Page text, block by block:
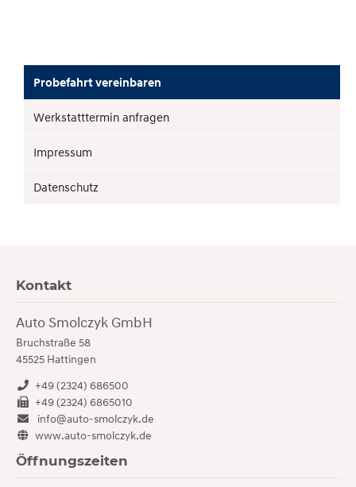
Probefahrt vereinbaren
Werkstatttermin anfragen
Impressum
Datenschutz
Kontakt
Auto Smolczyk GmbH
Bruchstraße 58
45525 Hattingen
+49 (2324) 686500
+49 (2324) 6865010
info@auto-smolczyk.de
www.auto-smolczyk.de
Öffnungszeiten